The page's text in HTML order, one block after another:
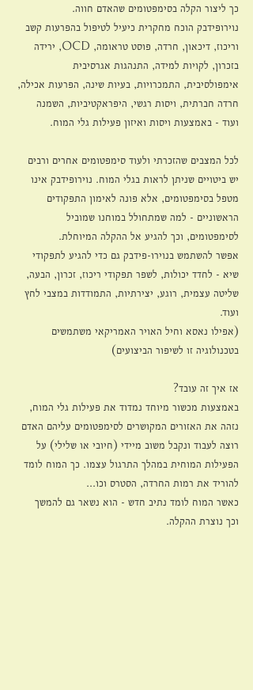
כך ליצור הקלה בסימפטומים שהאדם חווה.
נוירופידבק הוכח מחקרית כיעיל לטיפול בהפרעות קשב
וריכוז, דיכאון, חרדה, פוסט טראומה, OCD, ירידה
בזכרון, לקויות למידה, התנהגות אגרסיבית
אימפולסיבית, התמכרויות, בעיות שינה, הפרעות אכילה,
חרדה חברתית, ויסות רגשי, היפראקטיביות, השמנה
ועוד - באמצעות ויסות ואיזון פעילות גלי המוח.
לכל המצבים שהזכרתי ולעוד סימפטומים אחרים ורבים
יש ביטויים שניתן לראות בגלי המוח. נוירופידבק אינו
מטפל בסימפטומים, אלא פונה לאימון התפקודים
הראשוניים - למה שמתחולל במוחנו שמוביל
לסימפטומים, וכך להגיע אל ההקלה המיוחלת.
אפשר להשתמש בנוירו-פידבק גם כדי להגיע לתפקודי
שיא - לחדד יכולות, לשפר תפקודי ריכוז, זכרון, הבעה,
שליטה עצמית, רוגע, יצירתיות, התמודדות במצבי לחץ
ועוד.
(אפילו נאסא וחיל האויר האמריקאי משתמשים
בטכנולוגיה זו לשיפור הביצועים)
אז איך זה עובד?
באמצעות מכשור מיוחד נמדוד את פעילות גלי המוח,
נזהה את האזורים המקושרים לסימפטומים עליהם האדם
רוצה לעבוד ונקבל משוב מיידי (חיובי או שלילי) על
הפעילות המוחית במהלך התרגול עצמו. כך המוח לומד
להוריד את רמות החרדה, הסטרס וכו...
כאשר המוח לומד נתיב חדש - הוא נשאר גם להמשך
וכך נוצרת ההקלה.